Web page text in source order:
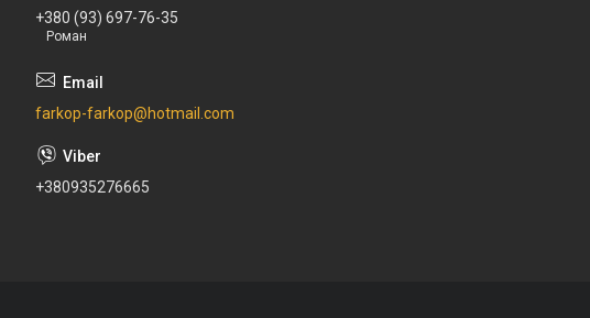
+380 (93) 697-76-35
Роман
farkop-farkop@hotmail.com
+380935276665